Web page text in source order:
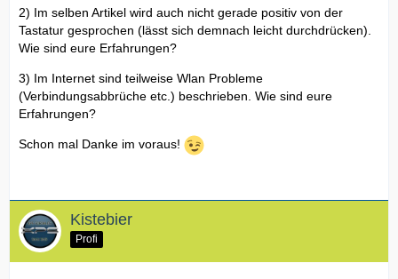
2) Im selben Artikel wird auch nicht gerade positiv von der
Tastatur gesprochen (lässt sich demnach leicht durchdrücken).
Wie sind eure Erfahrungen?
3) Im Internet sind teilweise Wlan Probleme
(Verbindungsabbrüche etc.) beschrieben. Wie sind eure
Erfahrungen?
Schon mal Danke im voraus!
Kistebier
Profi